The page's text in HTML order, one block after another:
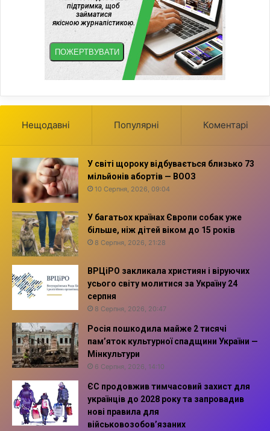
Нещодавні Популярні Коментарі
У світі щороку відбувається близько 73
мільйонів абортів — ВООЗ
10 Серпня, 2026, 09:04
У багатьох країнах Європи собак уже
більше, ніж дітей віком до 15 років
8 Серпня, 2026, 21:28
ВРЦіРО закликала християн і віруючих
усього світу молитися за Україну 24
серпня
8 Серпня, 2026, 20:47
Росія пошкодила майже 2 тисячі
пам’яток культурної спадщини України —
Мінкультури
6 Серпня, 2026, 14:10
ЄС продовжив тимчасовий захист для
українців до 2028 року та запровадив
нові правила для
військовозобов’язаних